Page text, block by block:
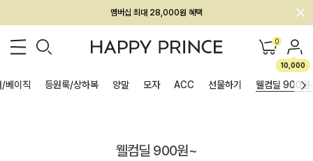
멤버십 최대 28,000원 혜택
0
10,000
/베이직 등원룩/상하복 양말 모자 ACC 선물하기 웰컴딜 900원
웰컴딜 900원~